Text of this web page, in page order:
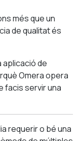
més que un
de qualitat és
aplicació de
Omera opera
facis servir una
requerir o bé una